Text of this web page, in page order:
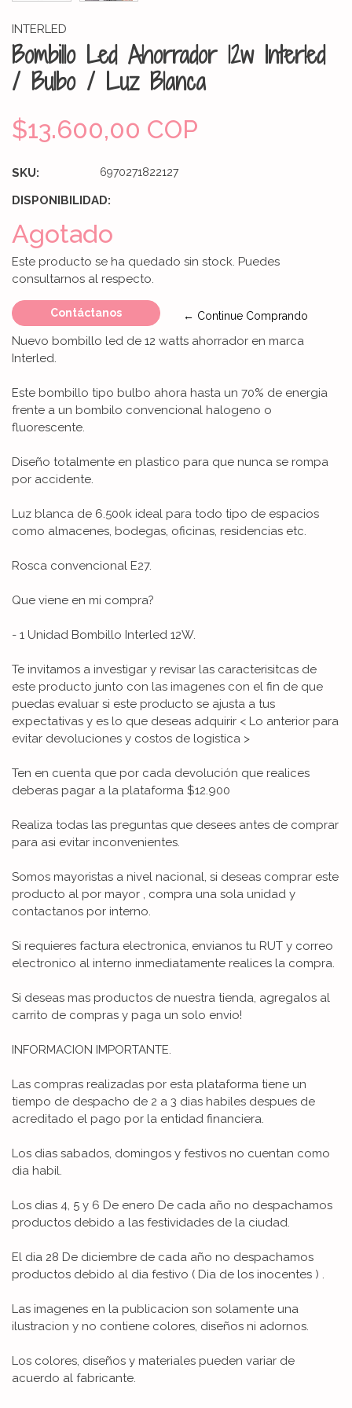
INTERLED
Bombillo Led Ahorrador 12w Interled
/ Bulbo / Luz Blanca
$13.600,00 COP
SKU: 6970271822127
DISPONIBILIDAD:
Agotado
Este producto se ha quedado sin stock. Puedes
consultarnos al respecto.
Contáctanos ← Continue Comprando
Nuevo bombillo led de 12 watts ahorrador en marca
Interled.
Este bombillo tipo bulbo ahora hasta un 70% de energia
frente a un bombilo convencional halogeno o
fluorescente.
Diseño totalmente en plastico para que nunca se rompa
por accidente.
Luz blanca de 6.500k ideal para todo tipo de espacios
como almacenes, bodegas, oficinas, residencias etc.
Rosca convencional E27.
Que viene en mi compra?
- 1 Unidad Bombillo Interled 12W.
Te invitamos a investigar y revisar las caracterisitcas de
este producto junto con las imagenes con el fin de que
puedas evaluar si este producto se ajusta a tus
expectativas y es lo que deseas adquirir < Lo anterior para
evitar devoluciones y costos de logistica >
Ten en cuenta que por cada devolución que realices
deberas pagar a la plataforma $12.900
Realiza todas las preguntas que desees antes de comprar
para asi evitar inconvenientes.
Somos mayoristas a nivel nacional, si deseas comprar este
producto al por mayor , compra una sola unidad y
contactanos por interno.
Si requieres factura electronica, envianos tu RUT y correo
electronico al interno inmediatamente realices la compra.
Si deseas mas productos de nuestra tienda, agregalos al
carrito de compras y paga un solo envio!
INFORMACION IMPORTANTE.
Las compras realizadas por esta plataforma tiene un
tiempo de despacho de 2 a 3 dias habiles despues de
acreditado el pago por la entidad financiera.
Los dias sabados, domingos y festivos no cuentan como
dia habil.
Los dias 4, 5 y 6 De enero De cada año no despachamos
productos debido a las festividades de la ciudad.
El dia 28 De diciembre de cada año no despachamos
productos debido al dia festivo ( Dia de los inocentes ) .
Las imagenes en la publicacion son solamente una
ilustracion y no contiene colores, diseños ni adornos.
Los colores, diseños y materiales pueden variar de
acuerdo al fabricante.